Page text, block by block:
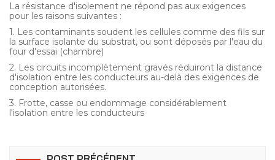
La résistance d'isolement ne répond pas aux exigences
pour les raisons suivantes :
1. Les contaminants soudent les cellules comme des fils sur
la surface isolante du substrat, ou sont déposés par l'eau du
four d'essai (chambre)
2. Les circuits incomplètement gravés réduiront la distance
d'isolation entre les conducteurs au-delà des exigences de
conception autorisées.
3. Frotte, casse ou endommage considérablement
l'isolation entre les conducteurs